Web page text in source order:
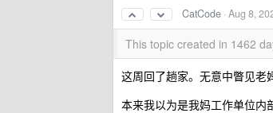
CatCode ·Aug 8,
This topic created in 1462
这周回了趟家。无意中瞥见老
本来我以为是我妈工作单位内